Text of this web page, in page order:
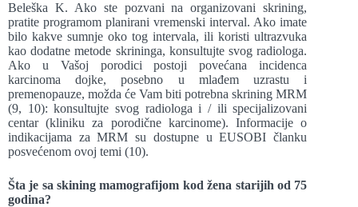
Beleška K. Ako ste pozvani na organizovani skrining,
pratite programom planirani vremenski interval. Ako imate
bilo kakve sumnje oko tog intervala, ili koristi ultrazvuka
kao dodatne metode skrininga, konsultujte svog radiologa.
Ako u Vašoj porodici postoji povećana incidenca
karcinoma dojke, posebno u mlađem uzrastu i
premenopauze, možda će Vam biti potrebna skrining MRM
(9, 10): konsultujte svog radiologa i / ili specijalizovani
centar (kliniku za porodične karcinome). Informacije o
indikacijama za MRM su dostupne u EUSOBI članku
posvećenom ovoj temi (10).
Šta je sa skining mamografijom kod žena starijih od 75
godina?